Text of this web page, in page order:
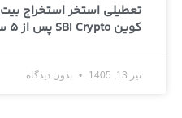
تعطیلی استخر استخراج بیت
کوین SBI Crypto پس از 5 سال
تیر 13, 1405 بدون دیدگاه